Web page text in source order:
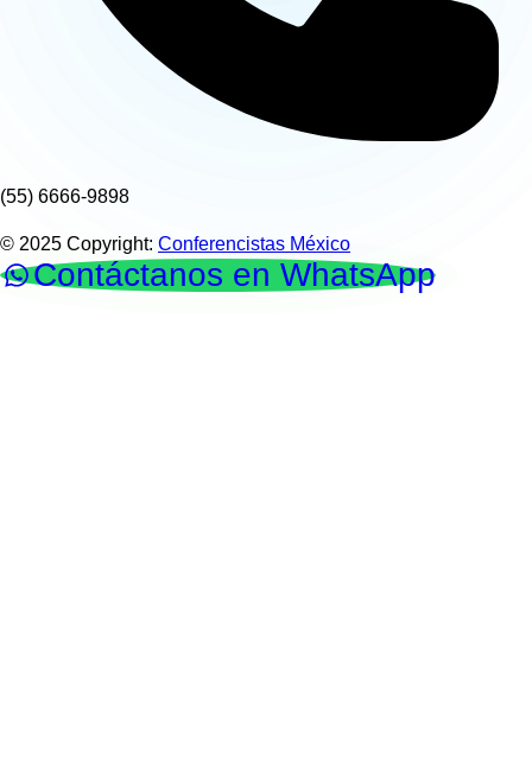
(55) 6666-9898
© 2025 Copyright: Conferencistas México
Contáctanos en WhatsApp